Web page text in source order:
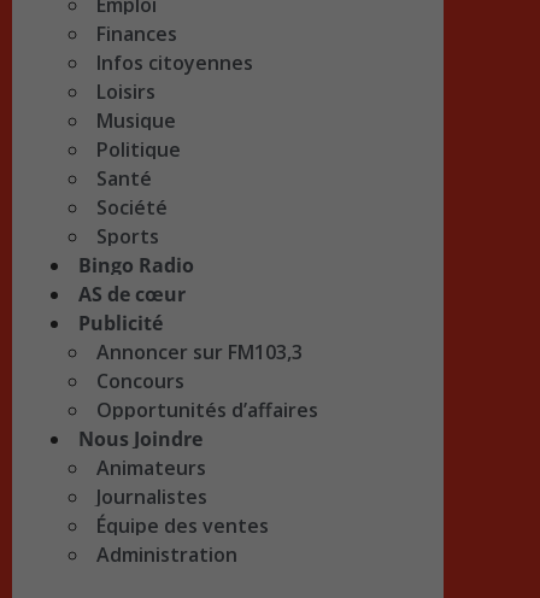
Finances
Infos citoyennes
Loisirs
Musique
Politique
Santé
Société
Sports
Bingo Radio
AS de cœur
Publicité
Annoncer sur FM103,3
Concours
Opportunités d’affaires
Nous Joindre
Animateurs
Journalistes
Équipe des ventes
Administration